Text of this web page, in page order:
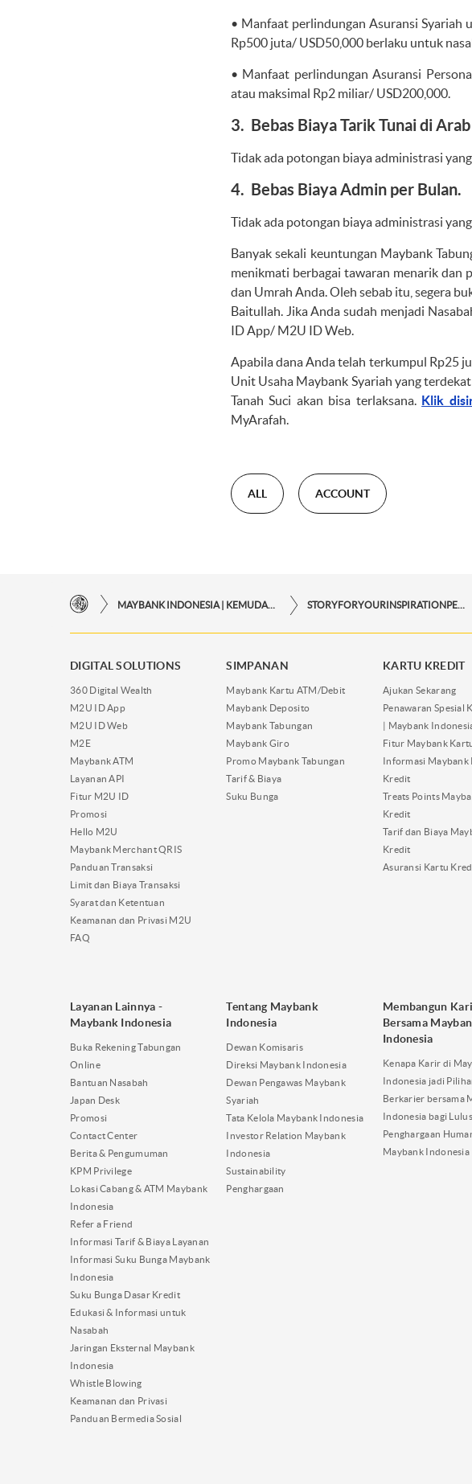
• Manfaat perlindungan Asuransi Syariah
Rp500 juta/ USD50,000 berlaku untuk
• Manfaat perlindungan Asuransi
atau maksimal Rp2 miliar/ USD200,000.
3. Bebas Biaya Tarik Tunai di
Tidak ada potongan biaya administrasi
4. Bebas Biaya Admin per Bulan.
Tidak ada potongan biaya administrasi
Banyak sekali keuntungan Maybank
menikmati berbagai tawaran menarik dan
dan Umrah Anda. Oleh sebab itu, segera
Baitullah. Jika Anda sudah menjadi
ID App/ M2U ID Web.
Apabila dana Anda telah terkumpul Rp25
Unit Usaha Maybank Syariah yang
Tanah Suci akan bisa terlaksana. Klik
MyArafah.
ALL ACCOUNT
MAYBANK INDONESIA | KEMUDAHAN TRANSAKSI FINANSIAL DI UJUNG JARI ANDA STORYFORYOURINSPIRATIONPERSONAL
DIGITAL SOLUTIONS
360 Digital Wealth
M2U ID App
M2U ID Web
M2E
Maybank ATM
Layanan API
Fitur M2U ID
Promosi
Hello M2U
Maybank Merchant QRIS
Panduan Transaksi
Limit dan Biaya Transaksi
Syarat dan Ketentuan
Keamanan dan Privasi M2U
FAQ
SIMPANAN
Maybank Kartu ATM/Debit
Maybank Deposito
Maybank Tabungan
Maybank Giro
Promo Maybank Tabungan
Tarif & Biaya
Suku Bunga
KARTU KREDIT
Ajukan Sekarang
Penawaran Spesial
| Maybank
Fitur Maybank
Informasi Maybank
Kredit
Treats Points
Kredit
Tarif dan Biaya
Kredit
Asuransi Kartu
Layanan Lainnya -
Maybank Indonesia
Buka Rekening Tabungan
Online
Bantuan Nasabah
Japan Desk
Promosi
Contact Center
Berita & Pengumuman
KPM Privilege
Lokasi Cabang & ATM Maybank
Indonesia
Refer a Friend
Informasi Tarif & Biaya Layanan
Informasi Suku Bunga Maybank
Indonesia
Suku Bunga Dasar Kredit
Edukasi & Informasi untuk
Nasabah
Jaringan Eksternal Maybank
Indonesia
Whistle Blowing
Keamanan dan Privasi
Panduan Bermedia Sosial
Tentang Maybank
Indonesia
Dewan Komisaris
Direksi Maybank Indonesia
Dewan Pengawas Maybank
Syariah
Tata Kelola Maybank Indonesia
Investor Relation Maybank
Indonesia
Sustainability
Penghargaan
Membangun
Bersama
Indonesia
Kenapa Karir di
Indonesia jadi
Berkarier bersama
Indonesia bagi
Penghargaan
Maybank Indonesia